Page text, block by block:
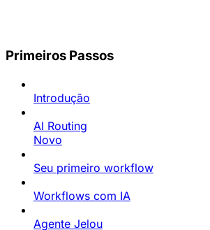
Primeiros Passos
Introdução
AI Routing
Novo
Seu primeiro workflow
Workflows com IA
Agente Jelou